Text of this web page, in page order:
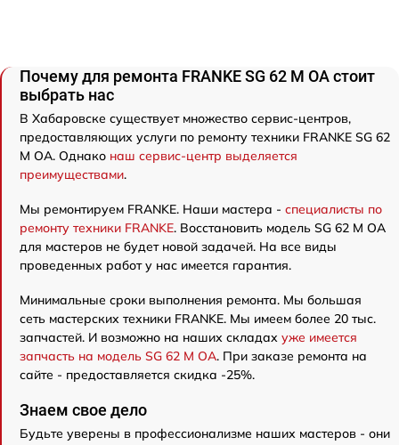
Почему для ремонта FRANKE SG 62 M OA стоит
выбрать нас
В Хабаровске существует множество сервис-центров,
предоставляющих услуги по ремонту техники FRANKE SG 62
M OA. Однако наш сервис-центр выделяется
преимуществами.
Мы ремонтируем FRANKE. Наши мастера - специалисты по
ремонту техники FRANKE. Восстановить модель SG 62 M OA
для мастеров не будет новой задачей. На все виды
проведенных работ у нас имеется гарантия.
Минимальные сроки выполнения ремонта. Мы большая
сеть мастерских техники FRANKE. Мы имеем более 20 тыс.
запчастей. И возможно на наших складах уже имеется
запчасть на модель SG 62 M OA. При заказе ремонта на
сайте - предоставляется скидка -25%.
Знаем свое дело
Будьте уверены в профессионализме наших мастеров - они